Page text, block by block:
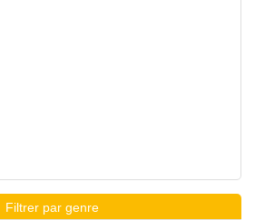
Filtrer par genre